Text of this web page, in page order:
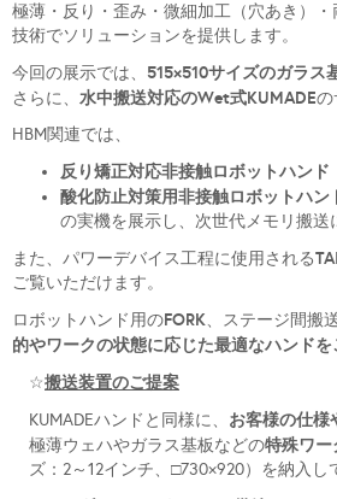
極薄・反り・歪み・微細加工（穴あき）
技術でソリューションを提供します。
今回の展示では、 515×510サイズのガラス
さらに、 水中搬送対応のWet式KUMADEの
HBM関連では、
反り矯正対応非接触ロボットハンド
酸化防止対策用非接触ロボットハン
の実機を展示し、次世代メモリ搬送
また、パワーデバイス工程に使用される
ご覧いただけます。
ロボットハンド用のFORK、ステージ間搬
的やワークの状態に応じた最適なハンドを
☆搬送装置のご提案
KUMADEハンドと同様に、 お客様の仕様
極薄ウェハやガラス基板などの特殊ワー
ズ：2～12インチ、□730×920）を納入し